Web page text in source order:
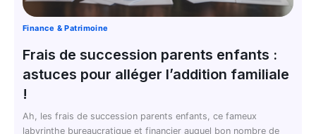
Finance & Patrimoine
Frais de succession parents enfants :
astuces pour alléger l’addition familiale
!
Ah, les frais de succession parents enfants, ce fameux
labyrinthe bureaucratique et financier auquel bon nombre de